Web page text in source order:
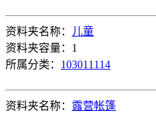
资料夹名称：
儿童
资料夹容量：1
所属分类： 103011114
资料夹名称： 露营帐篷